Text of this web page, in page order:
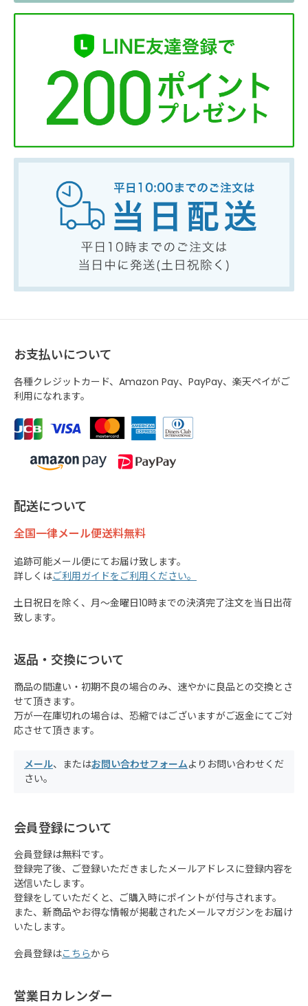
お支払いについて
各種クレジットカード、Amazon Pay、PayPay、楽天ペイがご
利用になれます。
配送について
全国一律メール便送料無料
追跡可能メール便にてお届け致します。
詳しくはご利用ガイドをご利用ください。
土日祝日を除く、月～金曜日10時までの決済完了注文を当日出荷
致します。
返品・交換について
商品の間違い・初期不良の場合のみ、速やかに良品との交換とさ
せて頂きます。
万が一在庫切れの場合は、恐縮ではございますがご返金にてご対
応させて頂きます。
メール、またはお問い合わせフォームよりお問い合わせくだ
さい。
会員登録について
会員登録は無料です。
登録完了後、ご登録いただきましたメールアドレスに登録内容を
送信いたします。
登録をしていただくと、ご購入時にポイントが付与されます。
また、新商品やお得な情報が掲載されたメールマガジンをお届け
いたします。
会員登録はこちらから
営業日カレンダー